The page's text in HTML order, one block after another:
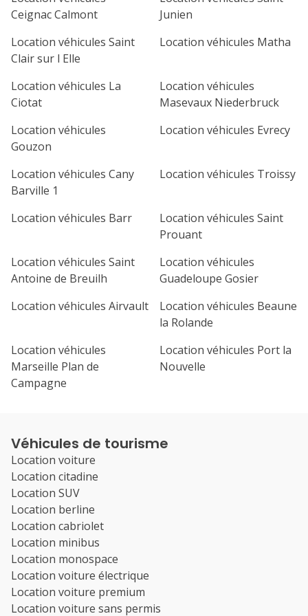
Ceignac Calmont
Junien
Location véhicules Saint
Clair sur l Elle
Location véhicules Matha
Location véhicules La
Ciotat
Location véhicules
Masevaux Niederbruck
Location véhicules
Gouzon
Location véhicules Evrecy
Location véhicules Cany
Barville 1
Location véhicules Troissy
Location véhicules Barr
Location véhicules Saint
Prouant
Location véhicules Saint
Antoine de Breuilh
Location véhicules
Guadeloupe Gosier
Location véhicules Airvault
Location véhicules Beaune
la Rolande
Location véhicules
Marseille Plan de
Campagne
Location véhicules Port la
Nouvelle
Véhicules de tourisme
Location voiture
Location citadine
Location SUV
Location berline
Location cabriolet
Location minibus
Location monospace
Location voiture électrique
Location voiture premium
Location voiture sans permis